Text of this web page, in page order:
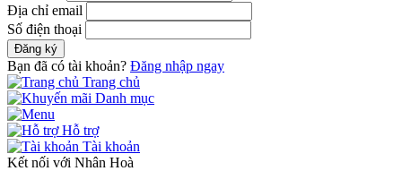
Địa chỉ email
Số điện thoại
Đăng ký
Bạn đã có tài khoản? Đăng nhập ngay
Trang chủ
Danh mục
Hỗ trợ
Tài khoản
Kết nối với Nhân Hoà